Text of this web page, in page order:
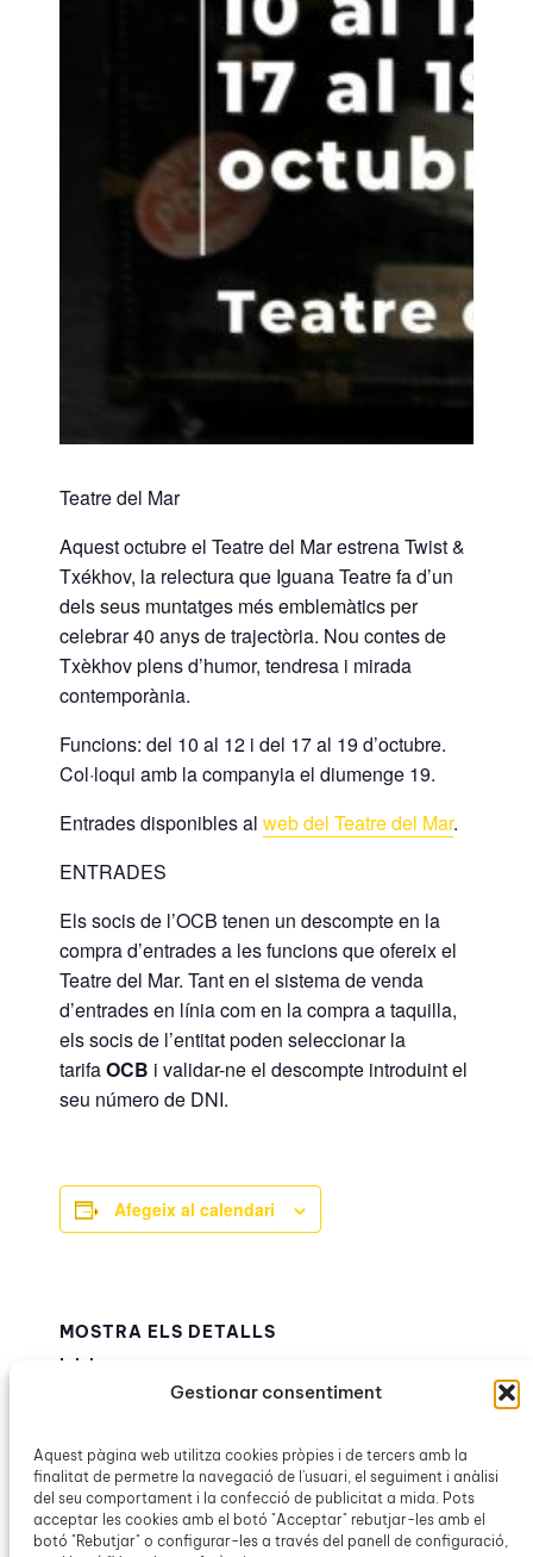
Gestionar consentiment
Aquest pàgina web utilitza cookies pròpies i de tercers amb la
finalitat de permetre la navegació de l'usuari, el seguiment i anàlisi
del seu comportament i la confecció de publicitat a mida. Pots
acceptar les cookies amb el botó "Acceptar" rebutjar-les amb el
botó "Rebutjar" o configurar-les a través del panell de configuració,
Teatre del Mar
Aquest octubre el Teatre del Mar estrena Twist &
Txékhov, la relectura que Iguana Teatre fa d’un
dels seus muntatges més emblemàtics per
celebrar 40 anys de trajectòria. Nou contes de
Txèkhov plens d’humor, tendresa i mirada
contemporània.
Funcions: del 10 al 12 i del 17 al 19 d’octubre.
Col·loqui amb la companyia el diumenge 19.
Entrades disponibles alweb del Teatre del Mar.
ENTRADES
Els socis de l’OCB tenen un descompte en la
compra d’entrades a les funcions que ofereix el
Teatre del Mar. Tant en el sistema de venda
d’entrades en línia com en la compra a taquilla,
els socis de l’entitat poden seleccionar la
tarifaOCB i validar-ne el descompte introduint el
seu número de DNI.
Afegeix al calendari
MOSTRA ELS DETALLS
Inici:
10 octubre 2025
12 octubre 2025
Categoria d’Esdeveniment:
Teatre del Mar